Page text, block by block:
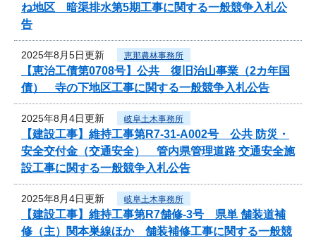
ね地区 暗渠排水第5期工事に関する一般競争入札公
告
2025年8月5日更新 恵那農林事務所
【恵治工債第0708号】公共 復旧治山事業（2カ年国
債） 寺の下地区工事に関する一般競争入札公告
2025年8月4日更新 岐阜土木事務所
【建設工事】維持工事第R7-31-A002号 公共 防災・
安全交付金（交通安全） 管内県管理道路 交通安全施
設工事に関する一般競争入札公告
2025年8月4日更新 岐阜土木事務所
【建設工事】維持工事第R7舗修-3号 県単 舗装道補
修（主）関本巣線ほか 舗装補修工事に関する一般競